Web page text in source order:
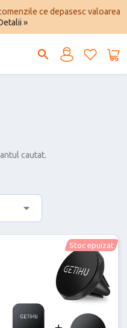
ce depasesc valoarea
»
cautat.

Stoc epuizat